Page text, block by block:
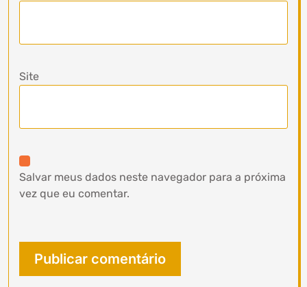
Site
Salvar meus dados neste navegador para a próxima
vez que eu comentar.